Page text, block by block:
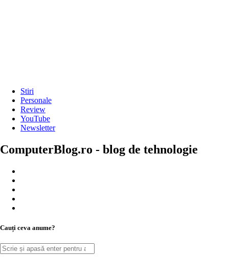
Stiri
Personale
Review
YouTube
Newsletter
ComputerBlog.ro - blog de tehnologie
Cauți ceva anume?